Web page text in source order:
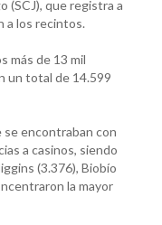
(SCJ), que registra a
a los recintos.
más de 13 mil
un total de 14.599
se encontraban con
a casinos, siendo
(3.376), Biobío
la mayor